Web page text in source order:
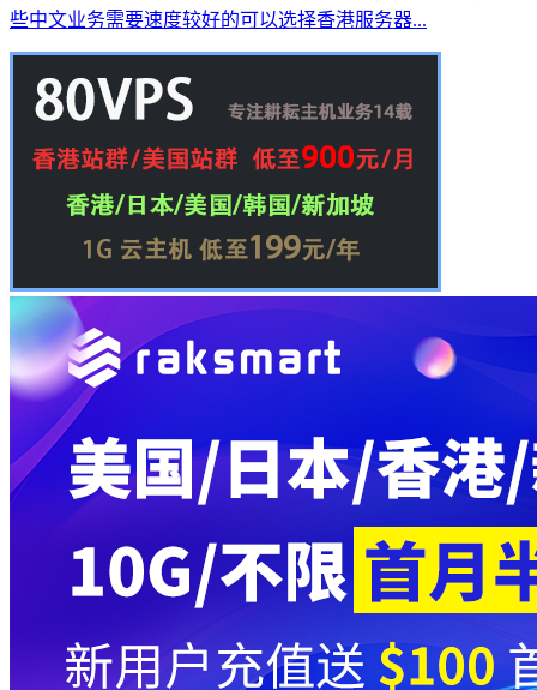
些中文业务需要速度较好的可以选择香港服务器...